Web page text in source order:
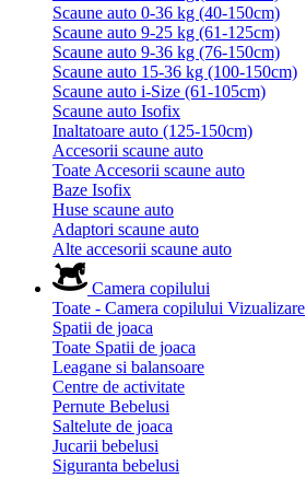
Scaune auto 0-36 kg (40-150cm)
Scaune auto 9-25 kg (61-125cm)
Scaune auto 9-36 kg (76-150cm)
Scaune auto 15-36 kg (100-150cm)
Scaune auto i-Size (61-105cm)
Scaune auto Isofix
Inaltatoare auto (125-150cm)
Accesorii scaune auto
Toate Accesorii scaune auto
Baze Isofix
Huse scaune auto
Adaptori scaune auto
Alte accesorii scaune auto
Camera copilului
Toate - Camera copilului Vizualizare
Spatii de joaca
Toate Spatii de joaca
Leagane si balansoare
Centre de activitate
Pernute Bebelusi
Saltelute de joaca
Jucarii bebelusi
Siguranta bebelusi